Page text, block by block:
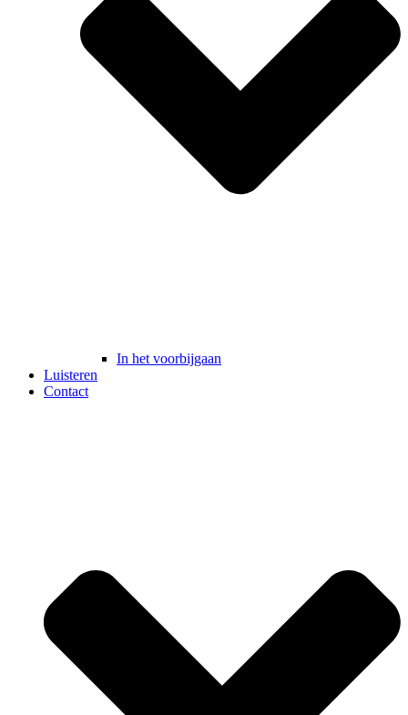
In het voorbijgaan
Luisteren
Contact